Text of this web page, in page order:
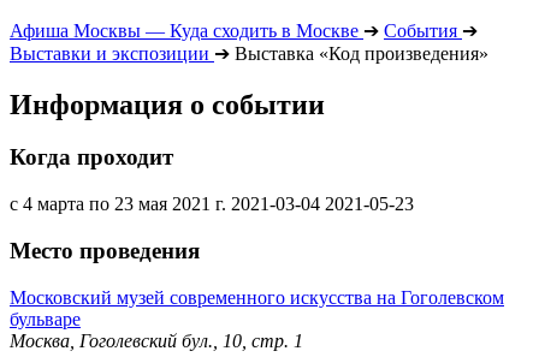
Афиша Москвы — Куда сходить в Москве ➔ События ➔
Выставки и экспозиции ➔ Выставка «Код произведения»
Информация о событии
Когда проходит
с 4 марта по 23 мая 2021 г. 2021-03-04 2021-05-23
Место проведения
Московский музей современного искусства на Гоголевском
бульваре
Москва, Гоголевский бул., 10, стр. 1